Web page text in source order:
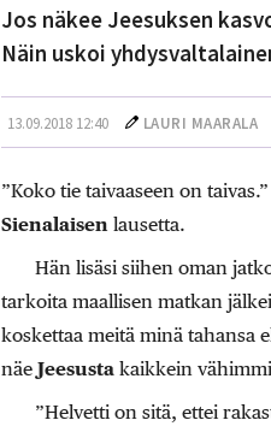
Jos näkee Jeesuksen
Näin uskoi
13.09.2018 12:40 LAURI MAARALA
”Koko tie taivaaseen on taivas.”
Sienalaisenlausetta.
Hän lisäsi siihen oman
tarkoita maallisen matkan
koskettaa meitä minä tahansa
näe Jeesustakaikkein
”Helvetti on sitä, ettei